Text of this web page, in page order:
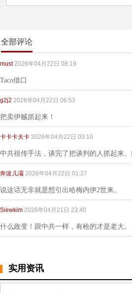
全部评论
must 2026年04月22日 08:19
Taco借口
g2j2 2026年04月22日 06:53
把卖伊贼抓起来！
卡卡卡夫卡 2026年04月22日 03:10
中共祖传手法，谈完了把谈判的人抓起来
奔波儿灞 2026年04月22日 01:27
说这话无非就是想引出哈梅内伊2世来。
Siewkim 2026年04月21日 23:40
什么政变！跟中共一样，有枪的才是老大。
实用资讯